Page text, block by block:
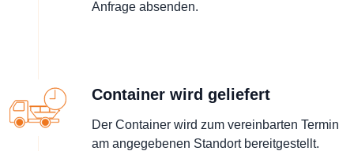
Anfrage absenden.
Container wird geliefert
Der Container wird zum vereinbarten Termin
am angegebenen Standort bereitgestellt.